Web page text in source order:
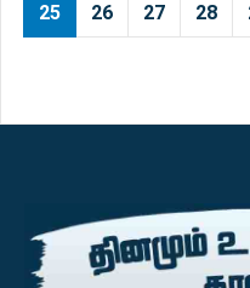
25 26 27 28